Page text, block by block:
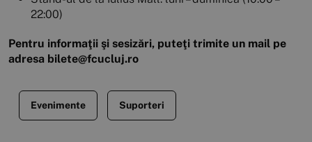
22:00)
Pentru informaţii şi sesizări, puteţi trimite un mail pe
adresa bilete@fcucluj.ro
Evenimente Suporteri